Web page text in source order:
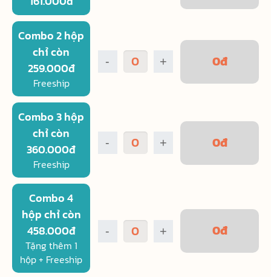
Combo 2 hộp
chỉ còn
259.000đ
Freeship
- + 0đ
Combo 3 hộp
chỉ còn
360.000đ
Freeship
- + 0đ
Combo 4
hộp chỉ còn
458.000đ
Tặng thêm 1
hộp + Freeship
- + 0đ